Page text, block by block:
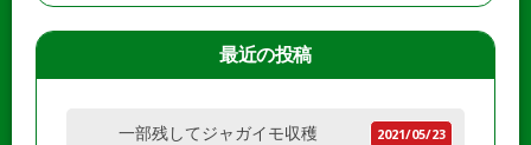
最近の投稿
一部残してジャガイモ収穫 2021/05/23